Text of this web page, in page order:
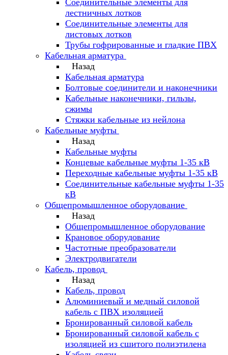
Соединительные элементы для
лестничных лотков
Соединительные элементы для
листовых лотков
Трубы гофрированные и гладкие ПВХ
Кабельная арматура
Назад
Кабельная арматура
Болтовые соединители и наконечники
Кабельные наконечники, гильзы,
сжимы
Стяжки кабельные из нейлона
Кабельные муфты
Назад
Кабельные муфты
Концевые кабельные муфты 1-35 кВ
Переходные кабельные муфты 1-35 кВ
Соединительные кабельные муфты 1-35
кВ
Общепромышленное оборудование
Назад
Общепромышленное оборудование
Крановое оборудование
Частотные преобразователи
Электродвигатели
Кабель, провод
Назад
Кабель, провод
Алюминиевый и медный силовой
кабель с ПВХ изоляцией
Бронированный силовой кабель
Бронированный силовой кабель с
изоляцией из сшитого полиэтилена